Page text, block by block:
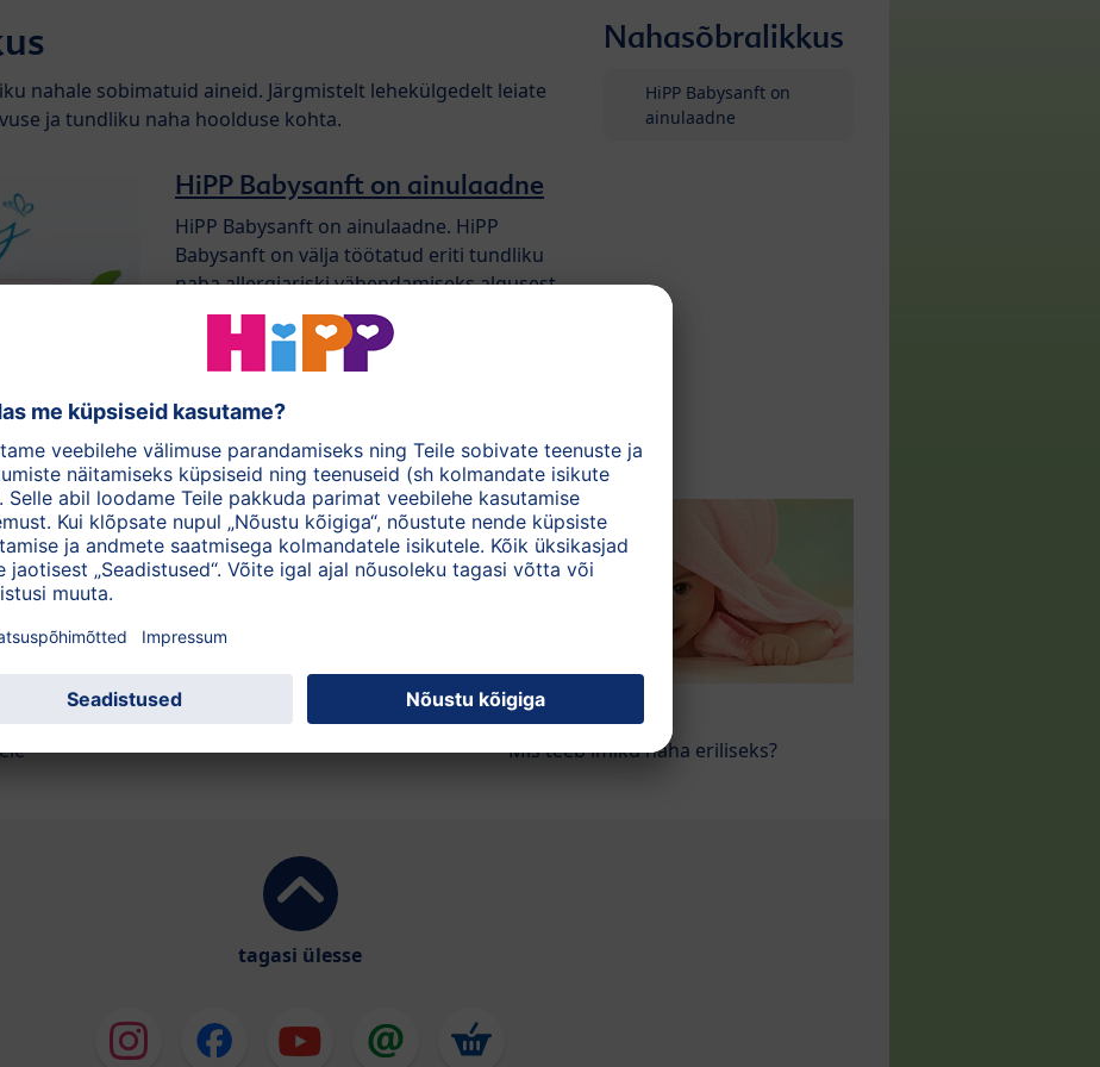
nahale sobimatuid aineid. Järgmistelt lehekülgedelt leiate
ja tundliku naha hoolduse kohta.
HiPP Babysanft on ainulaadne
HiPP Babysanft on ainulaadne. HiPP
Babysanft on välja töötatud eriti tundliku
naha allergiariski vähendamiseks algusest
peale.
Nahasõbralikkus
HiPP Babysanft on
ainulaadne
pakkuda:
Mahemandliõli Imiku nahk
Mis teeb imiku naha eriliseks?
tagasi ülesse